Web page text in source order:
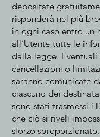
depositate
risponderà nel più
in ogni caso entro un
all’Utente tutte le
dalla legge. Eventuali
cancellazioni o
saranno comunicate
ciascuno dei
sono stati trasmessi i
che ciò si riveli
sforzo